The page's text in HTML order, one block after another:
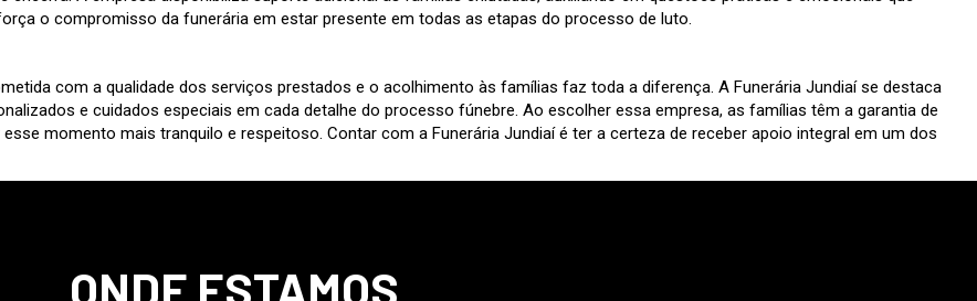
o compromisso da funerária em estar presente em todas as etapas do processo de luto.
com a qualidade dos serviços prestados e o acolhimento às famílias faz toda a diferença. A Funerária Jundiaí se destaca
e cuidados especiais em cada detalhe do processo fúnebre. Ao escolher essa empresa, as famílias têm a garantia de
momento mais tranquilo e respeitoso. Contar com a Funerária Jundiaí é ter a certeza de receber apoio integral em um dos
ONDE ESTAMOS